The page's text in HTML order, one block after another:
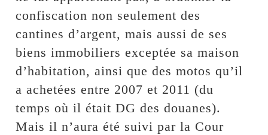
confiscation non seulement des
cantines d’argent, mais aussi de ses
biens immobiliers exceptée sa maison
d’habitation, ainsi que des motos qu’il
a achetées entre 2007 et 2011 (du
temps où il était DG des douanes).
Mais il n’aura été suivi par la Cour